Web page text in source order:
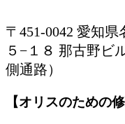
〒451-0042 愛知
５−１８ 那古野ビ
側通路）
【オリスのための